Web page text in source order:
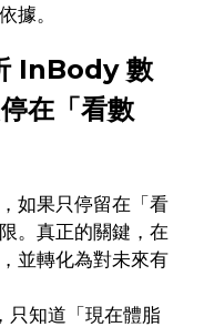
據。
InBody 數
在「看數
如果只停留在「看
。真正的關鍵，在
並轉化為對未來有
只知道「現在體脂